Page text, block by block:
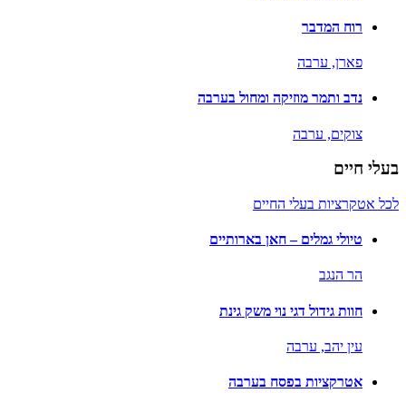
רוח המדבר
פארן, ערבה
נדב ותמר מוזיקה ומחול בערבה
צוקים, ערבה
בעלי חיים
לכל אטקרציות בעלי החיים
טיולי גמלים – חאן בארותיים
הר הנגב
חוות גידול דגי נוי משק גינת
עין יהב, ערבה
אטרקציות בפסח בערבה